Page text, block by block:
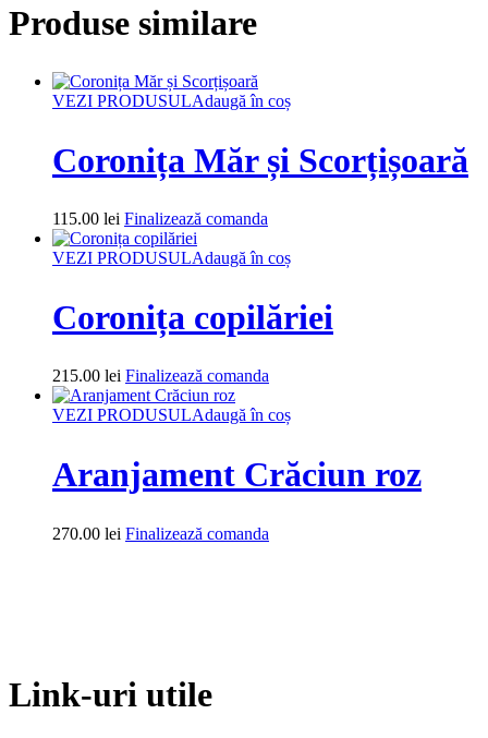
Produse similare
VEZI PRODUSULAdaugă în coș
Coronița Măr și Scorțișoară
115.00 lei Finalizează comanda
VEZI PRODUSULAdaugă în coș
Coronița copilăriei
215.00 lei Finalizează comanda
VEZI PRODUSULAdaugă în coș
Aranjament Crăciun roz
270.00 lei Finalizează comanda
Link-uri utile